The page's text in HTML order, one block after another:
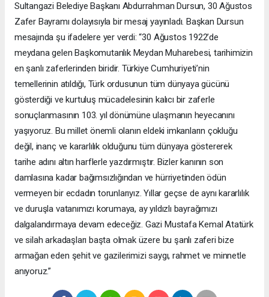
Sultangazi Belediye Başkanı Abdurrahman Dursun, 30 Ağustos
Zafer Bayramı dolayısıyla bir mesaj yayınladı. Başkan Dursun
mesajında şu ifadelere yer verdi: “30 Ağustos 1922’de
meydana gelen Başkomutanlık Meydan Muharebesi, tarihimizin
en şanlı zaferlerinden biridir. Türkiye Cumhuriyeti’nin
temellerinin atıldığı, Türk ordusunun tüm dünyaya gücünü
gösterdiği ve kurtuluş mücadelesinin kalıcı bir zaferle
sonuçlanmasının 103. yıl dönümüne ulaşmanın heyecanını
yaşıyoruz. Bu millet önemli olanın eldeki imkanların çokluğu
değil, inanç ve kararlılık olduğunu tüm dünyaya göstererek
tarihe adını altın harflerle yazdırmıştır. Bizler kanının son
damlasına kadar bağımsızlığından ve hürriyetinden ödün
vermeyen bir ecdadın torunlarıyız. Yıllar geçse de aynı kararlılık
ve duruşla vatanımızı korumaya, ay yıldızlı bayrağımızı
dalgalandırmaya devam edeceğiz. Gazi Mustafa Kemal Atatürk
ve silah arkadaşları başta olmak üzere bu şanlı zaferi bize
armağan eden şehit ve gazilerimizi saygı, rahmet ve minnetle
anıyoruz.”